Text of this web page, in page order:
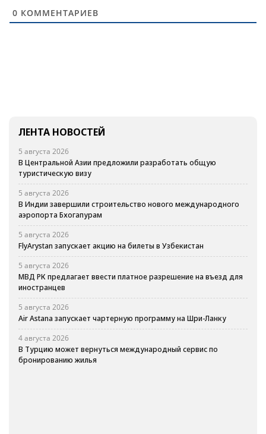
0 КОММЕНТАРИЕВ
ЛЕНТА НОВОСТЕЙ
5 августа 2026
В Центральной Азии предложили разработать общую
туристическую визу
5 августа 2026
В Индии завершили строительство нового международного
аэропорта Бхогапурам
5 августа 2026
FlyArystan запускает акцию на билеты в Узбекистан
5 августа 2026
МВД РК предлагает ввести платное разрешение на въезд для
иностранцев
5 августа 2026
Air Astana запускает чартерную программу на Шри-Ланку
4 августа 2026
В Турцию может вернуться международный сервис по
бронированию жилья